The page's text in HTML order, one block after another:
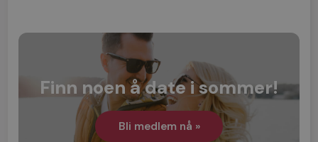
Finn noen å date i sommer!
Bli medlem nå »